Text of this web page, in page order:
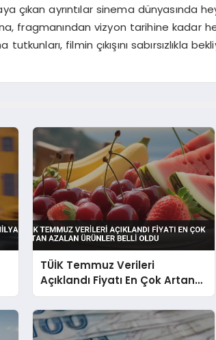
çıkan ayrıntılar sinema dünyasında
fragmanından vizyon tarihine kadar
filmin çıkışını sabırsızlıkla
TÜİK Temmuz Verileri
Açıklandı Fiyatı En Çok Artan
Azalan Ürünler Belli Oldu